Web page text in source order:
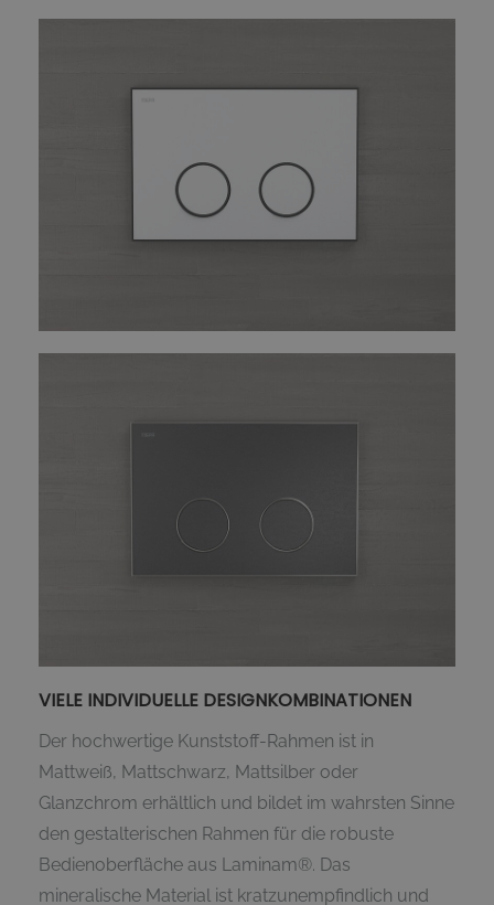
VIELE INDIVIDUELLE DESIGNKOMBINATIONEN
Der hochwertige Kunststoff-Rahmen ist in
Mattweiß, Mattschwarz, Mattsilber oder
Glanzchrom erhältlich und bildet im wahrsten Sinne
den gestalterischen Rahmen für die robuste
Bedienoberfläche aus Laminam®. Das
mineralische Material ist kratzunempfindlich und